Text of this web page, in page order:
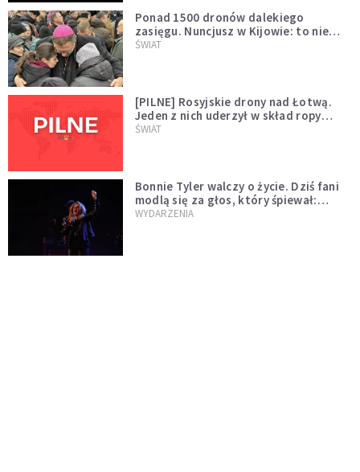
Ponad 1500 dronów dalekiego
zasięgu. Nuncjusz w Kijowie: to nie
wygląda na wolę zakończenia wojny
ŚWIAT
[PILNE] Rosyjskie drony nad Łotwą.
Jeden z nich uderzył w skład ropy
naftowej
ŚWIAT
Bonnie Tyler walczy o życie. Dziś fani
modlą się za głos, który śpiewał:
"Lord, help me"
WYDARZENIA